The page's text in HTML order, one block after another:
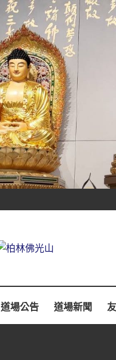
道場公告 道場新聞